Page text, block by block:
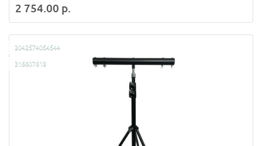
2 754.00 р.
2042574054544
316607618